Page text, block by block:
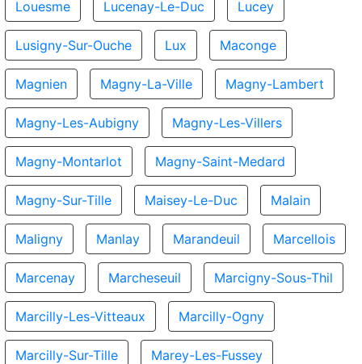
Louesme Lucenay-Le-Duc Lucey
Lusigny-Sur-Ouche Lux Maconge
Magnien Magny-La-Ville Magny-Lambert
Magny-Les-Aubigny Magny-Les-Villers
Magny-Montarlot Magny-Saint-Medard
Magny-Sur-Tille Maisey-Le-Duc Malain
Maligny Manlay Marandeuil Marcellois
Marcenay Marcheseuil Marcigny-Sous-Thil
Marcilly-Les-Vitteaux Marcilly-Ogny
Marcilly-Sur-Tille Marey-Les-Fussey